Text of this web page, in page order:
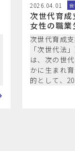
2026.04.01
次世代育
女性の職
進に関する
主行動計画
次世代育成
「次世代法
は、次の世
かに生まれ
的として、
で、2035年